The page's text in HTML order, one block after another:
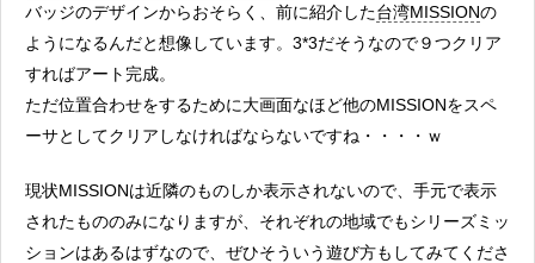
バッジのデザインからおそらく、前に紹介した台湾MISSIONの
ようになるんだと想像しています。3*3だそうなので９つクリア
すればアート完成。
ただ位置合わせをするために大画面なほど他のMISSIONをスペ
ーサとしてクリアしなければならないですね・・・・ｗ
現状MISSIONは近隣のものしか表示されないので、手元で表示
されたもののみになりますが、それぞれの地域でもシリーズミッ
ションはあるはずなので、ぜひそういう遊び方もしてみてくださ